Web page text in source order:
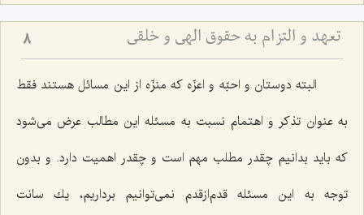
تعهد و التزام به حقوق الهى و خلقى 8
البته دوستان و احبّه و اعزّه كه منزّه از این مسائل هستند فقط
به عنوان تذكر و اهتمام نسبت به مسئله این مطالب عرض می‌شود
كه باید بدانیم چقدر مطلب مهم است و چقدر اهمیت دارد. و بدون
توجه به این مسئله قدم‌ازقدم نمی‌توانیم برداریم، یك سانت